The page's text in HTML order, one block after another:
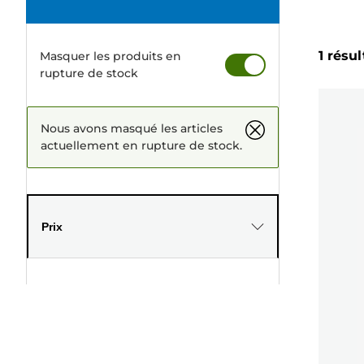
Masquer les produits en
rupture de stock
Nous avons masqué les articles
actuellement en rupture de stock.
Prix
1